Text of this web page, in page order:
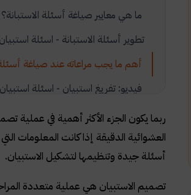
ما هي معايير صياغة أسئلة
تطوير أسئلة الاستبانة - اسئلة
أهم ما يجب مراعاته عند صياغة أسئلة
فيديو: تفريغ استبيان - اسئلة
ربما يكون الجزء الأكثر أهمية في عملية
العشوائية الدقيقة إذا كانت
أسئلة جيدة وتنظيمها لتشكيل الاستبيان.
تصميم الاستبيان هي عملية متعددة